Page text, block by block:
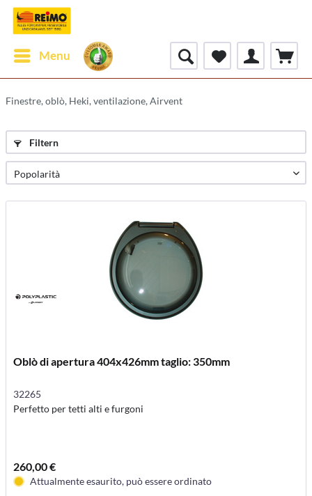
Menu
Finestre, oblò, Heki, ventilazione, Airvent
Filtern
Oblò di apertura 404x426mm taglio: 350mm
32265
Perfetto per tetti alti e furgoni
260,00 €
Attualmente esaurito, può essere ordinato